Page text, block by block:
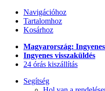
Navigációhoz
Tartalomhoz
Kosárhoz
Magyarország:
Ingyenes visszaküldés
24 órás kiszállítás
Segítség